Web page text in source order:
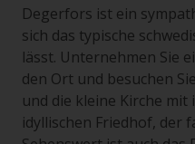
Degerfors ist ein
sich das typische
lässt. Unternehmen Sie
den Ort und besuchen
und die kleine Kirche
idyllischen Friedhof, der